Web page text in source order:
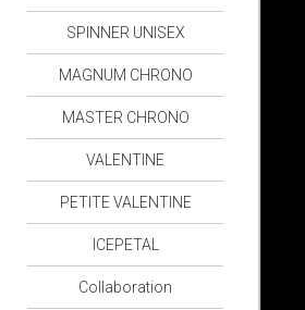
SPINNER UNISEX
MAGNUM CHRONO
MASTER CHRONO
VALENTINE
PETITE VALENTINE
ICEPETAL
Collaboration